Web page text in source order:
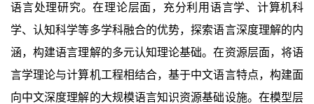
语言处理研究。在理论层面，充分利用语言学、计算机科
学、认知科学等多学科融合的优势，探索语言深度理解的内
涵，构建语言理解的多元认知理论基础。在资源层面，将语
言学理论与计算机工程相结合，基于中文语言特点，构建面
向中文深度理解的大规模语言知识资源基础设施。在模型层